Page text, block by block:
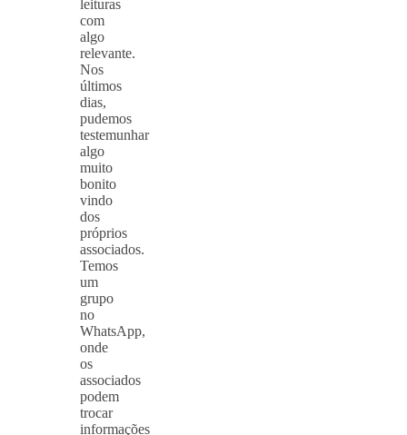
leituras
com
algo
relevante.
Nos
últimos
dias,
pudemos
testemunhar
algo
muito
bonito
vindo
dos
próprios
associados.
Temos
um
grupo
no
WhatsApp,
onde
os
associados
podem
trocar
informações